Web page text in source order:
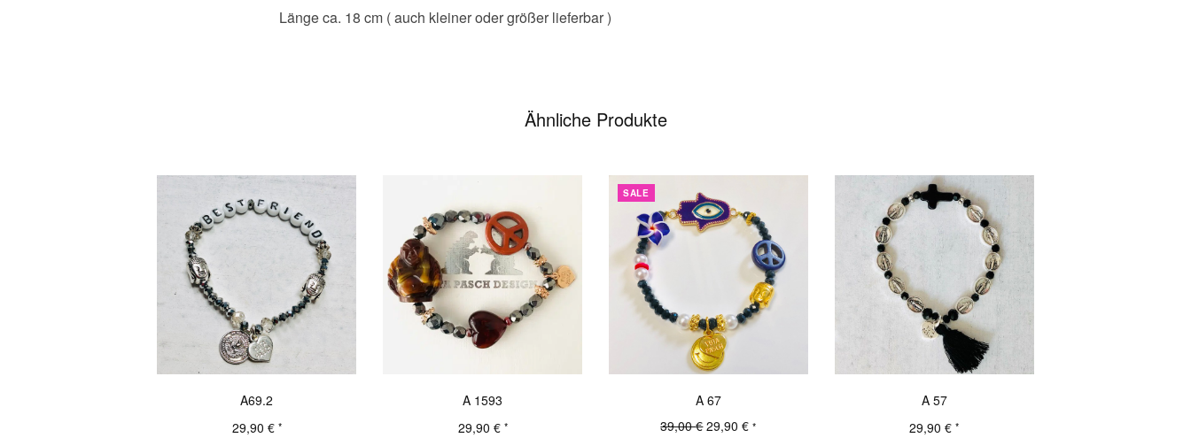
Länge ca. 18 cm ( auch kleiner oder größer lieferbar )
Ähnliche Produkte
A69.2
29,90 € *
A 1593
29,90 € *
SALE
A 67
39,00€Ursprünglicher
29,90€Aktueller
*
A 57
29,90€ *